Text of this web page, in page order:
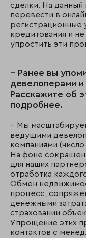
сделки. На данный
перевести в
регистрационные
кредитования и не
упростить эти
– Ранее вы
девелоперами и
Расскажите об
подробнее.
– Мы
ведущими
компаниями
На фоне
для наших
отработка
Обмен
процесс,
денежными
страховании
Упрощение этих
контактов с